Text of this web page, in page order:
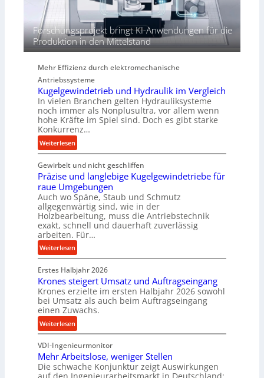
i
e
P
r
f
o
r
m
a
n
c
b
e
i
m
D
r
ü
c
k
p
r
o
z
e
s
Forschungsprojekt bringt KI-Anwendungen für die
Produktion in den Mittelstand
Mehr Effizienz durch elektromechanische
Antriebssysteme
Kugelgewindetrieb und Hydraulik im Vergleich
In vielen Branchen gelten Hydrauliksysteme
noch immer als Nonplusultra, vor allem wenn
hohe Kräfte im Spiel sind. Doch es gibt starke
Konkurrenz…
Weiterlesen:
K
u
g
e
l
g
e
w
i
n
e
r
i
b
u
n
d
Gewirbelt und nicht geschliffen
Präzise und langlebige Kugelgewindetriebe für
raue Umgebungen
Auch wo Späne, Staub und Schmutz
allgegenwärtig sind, wie in der
Holzbearbeitung, muss die Antriebstechnik
exakt, schnell und dauerhaft zuverlässig
arbeiten. Für…
Weiterlesen:
P
r
ä
z
i
s
e
u
n
d
l
Erstes Halbjahr 2026
Krones steigert Umsatz und Auftragseingang
Krones erzielte im ersten Halbjahr 2026 sowohl
bei Umsatz als auch beim Auftragseingang
einen Zuwachs.
Weiterlesen:
K
r
o
n
VDI-Ingenieurmonitor
Mehr Arbeitslose, weniger Stellen
Die schwache Konjunktur zeigt Auswirkungen